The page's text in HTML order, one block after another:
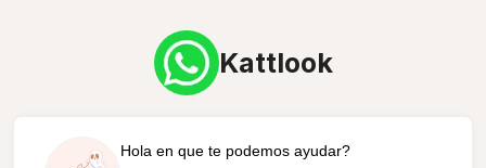
Kattlook
Hola en que te podemos ayudar?